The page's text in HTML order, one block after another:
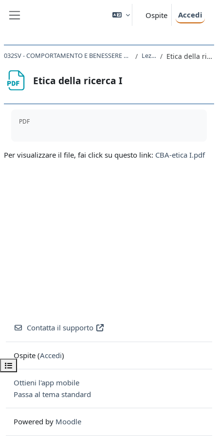
Ospite Accedi
Apri indice del corso
032SV - COMPORTAMENTO E BENESSERE ANIMALE 2021 Lezioni Etica della ricerca I
Etica della ricerca I
PDF
Per visualizzare il file, fai click su questo link: CBA-etica I.pdf
Contatta il supporto
Ospite (Accedi)
Ottieni l'app mobile
Passa al tema standard
Powered by Moodle